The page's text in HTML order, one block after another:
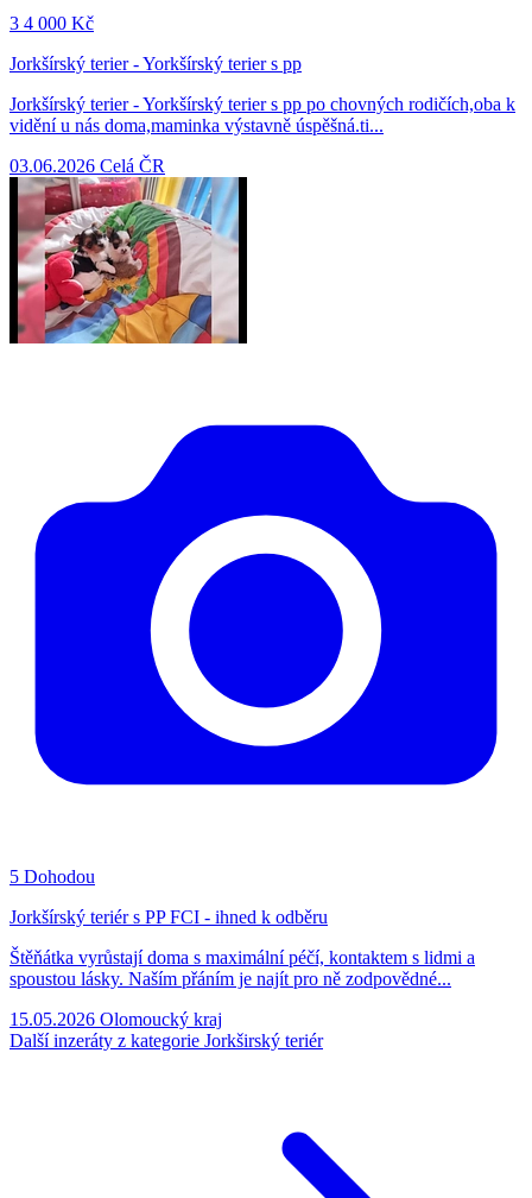
3 4 000 Kč
Jorkšírský terier - Yorkšírský terier s pp
Jorkšírský terier - Yorkšírský terier s pp po chovných rodičích,oba k
vidění u nás doma,maminka výstavně úspěšná.ti...
03.06.2026 Celá ČR
5 Dohodou
Jorkšírský teriér s PP FCI - ihned k odběru
Štěňátka vyrůstají doma s maximální péčí, kontaktem s lidmi a
spoustou lásky. Naším přáním je najít pro ně zodpovědné...
15.05.2026 Olomoucký kraj
Další inzeráty z kategorie Jorkširský teriér